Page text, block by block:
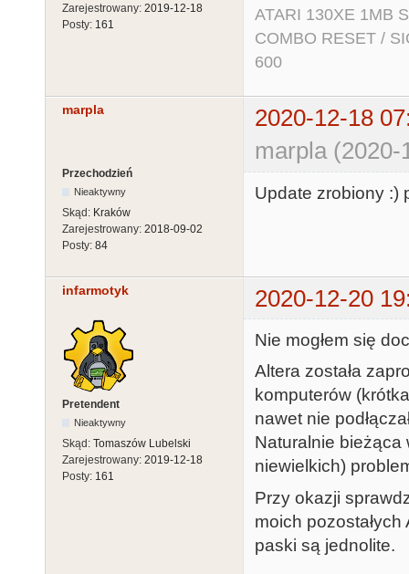
Zarejestrowany: 2019-12-18
Posty: 161
ATARI 130XE 1MB
COMBO RESET /
600
marpla
2020-12-18
marpla (2020-
Przechodzień
Nieaktywny
Skąd: Kraków
Zarejestrowany: 2018-09-02
Posty: 84
Update zrobiony :)
infarmotyk 2020-12-20
Pretendent
Nieaktywny
Skąd: Tomaszów Lubelski
Zarejestrowany: 2019-12-18
Posty: 161
Nie mogłem się
Altera została
komputerów
nawet nie
Naturalnie bieżąca
niewielkich)
Przy okazji
moich
paski są jednolite.